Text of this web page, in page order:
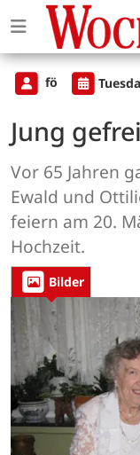
fö
Jung
Vor 65 Jahren
Ewald und
feiern am 20.
Hochzeit.
Bilder